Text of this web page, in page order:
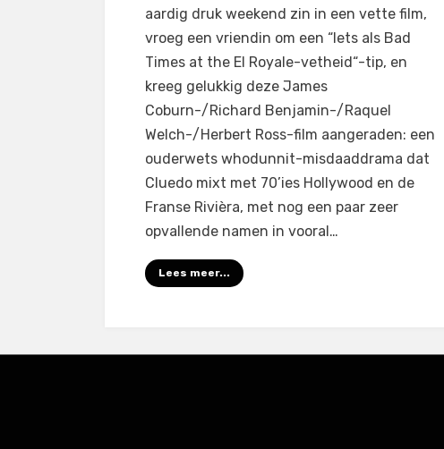
aardig druk weekend zin in een vette film,
vroeg een vriendin om een “Iets als Bad
Times at the El Royale-vetheid“-tip, en
kreeg gelukkig deze James
Coburn-/Richard Benjamin-/Raquel
Welch-/Herbert Ross-film aangeraden: een
ouderwets whodunnit-misdaaddrama dat
Cluedo mixt met 70’ies Hollywood en de
Franse Rivièra, met nog een paar zeer
opvallende namen in vooral…
Lees meer...